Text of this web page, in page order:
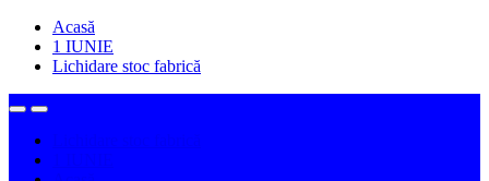
Acasă
1 IUNIE
Lichidare stoc fabrică